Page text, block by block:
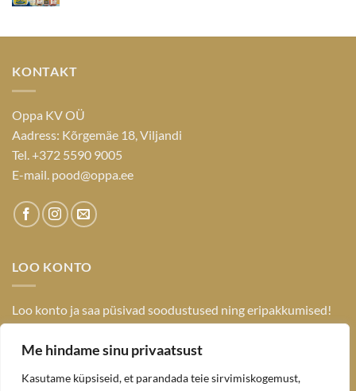
Me hindame sinu privaatsust
Kasutame küpsiseid, et parandada teie sirvimiskogemust,
KONTAKT
Oppa KV OÜ
Aadress: Kõrgemäe 18, Viljandi
Tel. +372 5590 9005
E-mail. pood@oppa.ee
LOO KONTO
Loo konto ja saa püsivad soodustused ning eripakkumised!
ja esimesena ligipääsu eripakkumistele.
LOGI SISSE / LOO KONTO